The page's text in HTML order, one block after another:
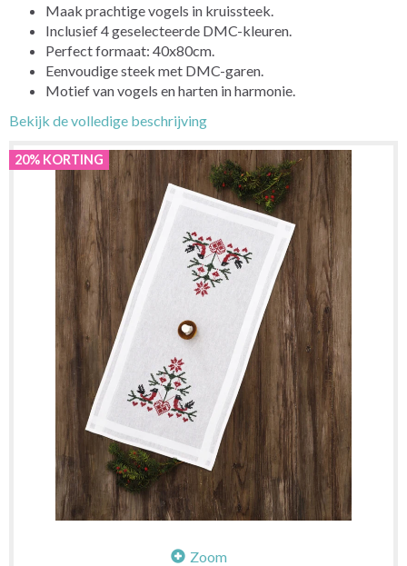
Maak prachtige vogels in kruissteek.
Inclusief 4 geselecteerde DMC-kleuren.
Perfect formaat: 40x80cm.
Eenvoudige steek met DMC-garen.
Motief van vogels en harten in harmonie.
Bekijk de volledige beschrijving
20% KORTING
Zoom